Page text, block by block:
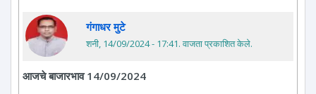
गंगाधर मुटे
शनी, 14/09/2024 - 17:41. वाजता प्रकाशित केले.
आजचे बाजारभाव 14/09/2024